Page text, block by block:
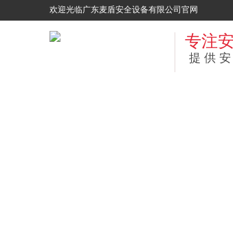
欢迎光临广东麦盾安全设备有限公司官网
专注
提供安